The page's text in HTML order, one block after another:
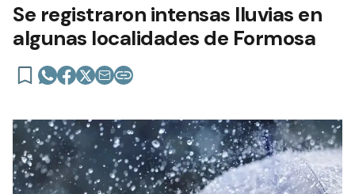
Se registraron intensas lluvias en
algunas localidades de Formosa